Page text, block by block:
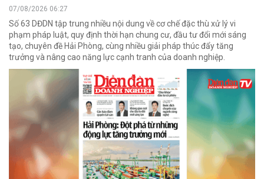
07/08/2026 06:27
Số 63 DĐDN tập trung nhiều nội dung về cơ chế đặc thù xử lý vi
phạm pháp luật, quy định thời hạn chung cư, đầu tư đổi mới sáng
tạo, chuyên đề Hải Phòng, cùng nhiều giải pháp thúc đẩy tăng
trưởng và nâng cao năng lực cạnh tranh của doanh nghiệp.